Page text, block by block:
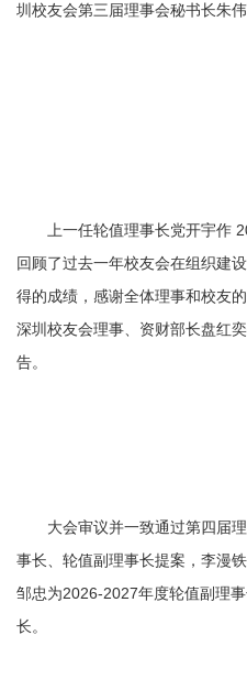
圳校友会第三届理事会秘书长朱
上一任轮值理事长党开宇作
回顾了过去一年校友会在组织建
得的成绩，感谢全体理事和校友
深圳校友会理事、资财部长盘红
告。
大会审议并一致通过第四届
事长、轮值副理事长提案，李漫
邹忠为2026-2027年度轮值副理
长。